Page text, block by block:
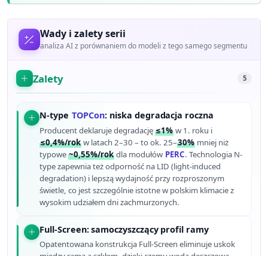
Wady i zalety serii
analiza AI z porównaniem do modeli z tego samego segmentu
Zalety 5
N-type TOPCon: niska degradacja roczna
Producent deklaruje degradację≤1% w 1. roku i
≤0,4%/rok w latach 2–30 – to ok. 25–30% mniej niż
typowe~0,55%/rok dla modułów PERC. Technologia N-
type zapewnia też odporność na LID (light-induced
degradation) i lepszą wydajność przy rozproszonym
świetle, co jest szczególnie istotne w polskim klimacie z
wysokim udziałem dni zachmurzonych.
Full-Screen: samoczyszczący profil ramy
Opatentowana konstrukcja Full-Screen eliminuje uskok